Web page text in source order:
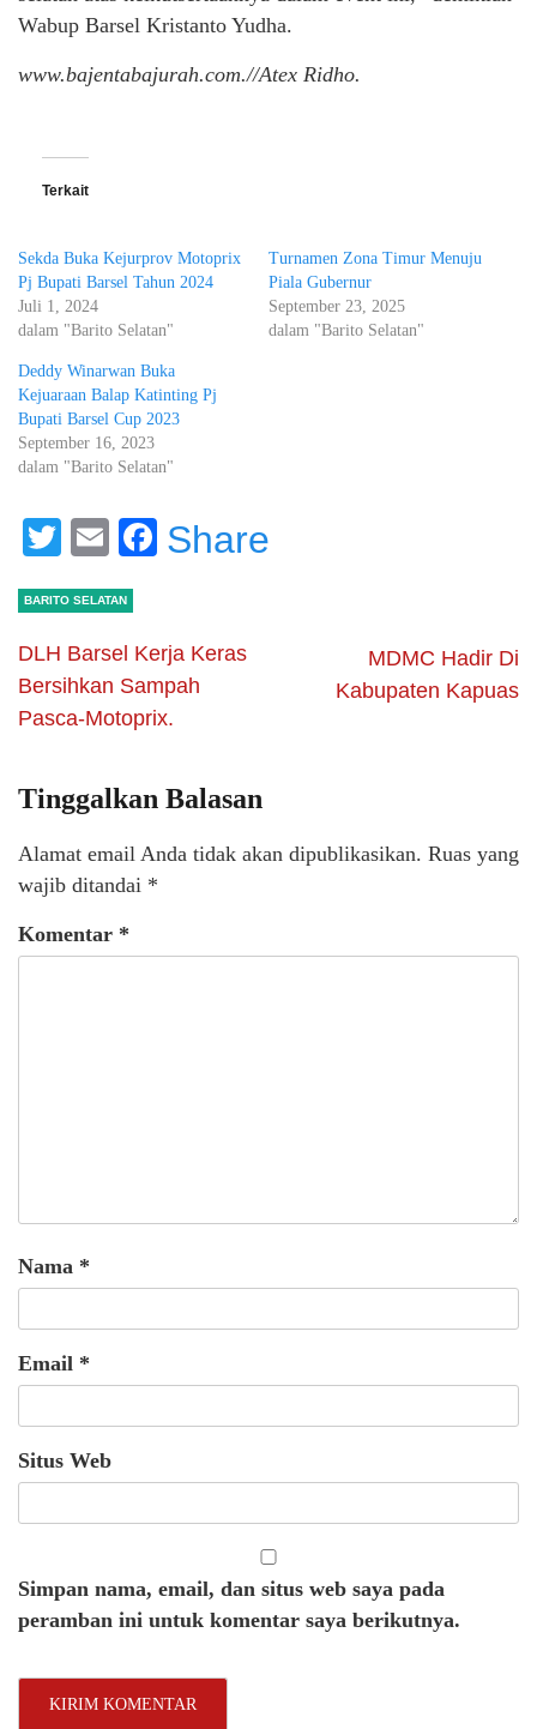
Wabup Barsel Kristanto Yudha.
www.bajentabajurah.com.//Atex Ridho.
Terkait
Sekda Buka Kejurprov Motoprix
Pj Bupati Barsel Tahun 2024
Juli 1, 2024
dalam "Barito Selatan"
Turnamen Zona Timur Menuju
Piala Gubernur
September 23, 2025
dalam "Barito Selatan"
Deddy Winarwan Buka
Kejuaraan Balap Katinting Pj
Bupati Barsel Cup 2023
September 16, 2023
dalam "Barito Selatan"
Twitter
EmailFacebook
Share
BARITO SELATAN
DLH Barsel Kerja Keras
Bersihkan Sampah
Pasca-Motoprix.
MDMC Hadir Di
Kabupaten Kapuas
Tinggalkan Balasan
Alamat email Anda tidak akan dipublikasikan. Ruas yang
wajib ditandai *
Komentar *
Nama *
Email *
Situs Web
Simpan nama, email, dan situs web saya pada
peramban ini untuk komentar saya berikutnya.